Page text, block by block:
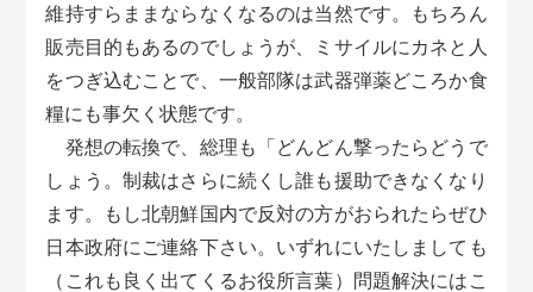
維持すらままならなくなるのは当然です。もちろん
販売目的もあるのでしょうが、ミサイルにカネと人
をつぎ込むことで、一般部隊は武器弾薬どころか食
糧にも事欠く状態です。
発想の転換で、総理も「どんどん撃ったらどうで
しょう。制裁はさらに続くし誰も援助できなくなり
ます。もし北朝鮮国内で反対の方がおられたらぜひ
日本政府にご連絡下さい。いずれにいたしましても
（これも良く出てくるお役所言葉）問題解決にはこ